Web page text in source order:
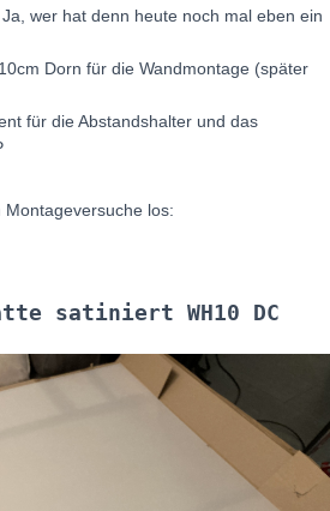
wer hat denn heute noch mal eben ein
Dorn für die Wandmontage (später
für die Abstandshalter und das
los:
satiniert WH10 DC